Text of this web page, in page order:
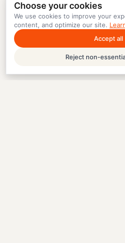
Choose your cookies
We use cookies to improve your
content, and optimize our site.
Accept all
Reject non-